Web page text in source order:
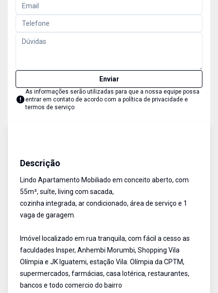
Enviar
As informações serão utilizadas para que a nossa equipe possa
entrar em contato de acordo com a política de privacidade e
termos de serviço
Descrição
Lindo Apartamento Mobiliado em conceito aberto, com
55m², suíte, living com sacada,
cozinha integrada, ar condicionado, área de serviço e 1
vaga de garagem.
Imóvel localizado em rua tranquila, com fácil a cesso as
faculdades Insper, Anhembi Morumbi, Shopping Vila
Olímpia e JK Iguatemi, estação Vila. Olímpia da CPTM,
supermercados, farmácias, casa lotérica, restaurantes,
bancos e todo comercio do bairro